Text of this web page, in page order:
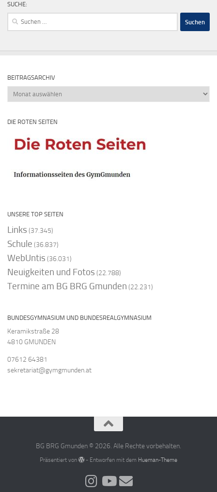
SUCHE:
Suchen
BEITRAGSARCHIV
Beitragsarchiv
DIE ROTEN SEITEN
UNSERE TOP SEITEN
Links (37.345)
Schule (36.837)
WebUntis (36.031)
Neuigkeiten und Fotos (22.788)
Termine am BG BRG Gmunden (22.231)
BUNDESGYMNASIUM UND BUNDESREALGYMNASIUM
Keramikstraße 28
4810 GMUNDEN
07612 64381
sekretariat@gymgmunden.at
BG BRG Gmunden © 2026. Alle Rechte vorbehalten.
Präsentiert von - Entworfen mit dem Hueman-Theme